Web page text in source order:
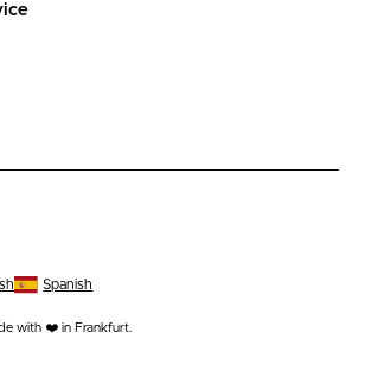
with ❤️ in Frankfurt.
Spanish